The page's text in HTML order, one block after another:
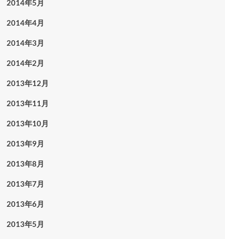
2014年5月
2014年4月
2014年3月
2014年2月
2013年12月
2013年11月
2013年10月
2013年9月
2013年8月
2013年7月
2013年6月
2013年5月